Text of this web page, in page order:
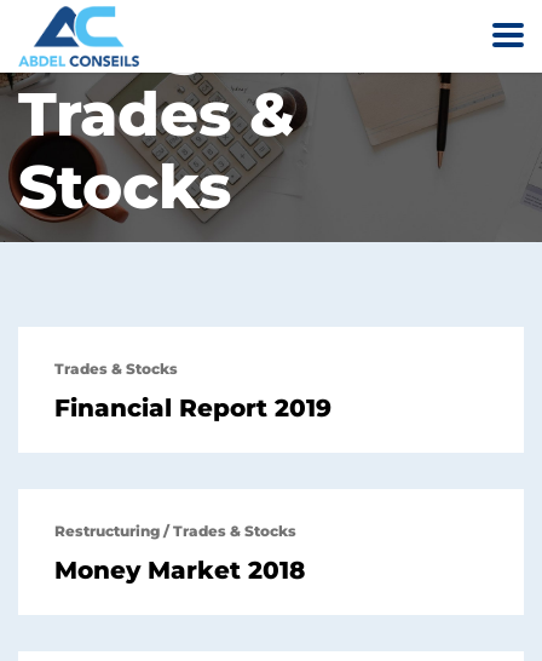
Categories:
Trades &
Stocks
Trades & Stocks
Financial Report 2019
Restructuring /Trades & Stocks
Money Market 2018